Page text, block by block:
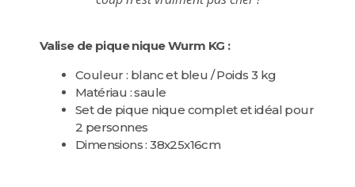
Valise de pique nique Wurm KG :
Couleur : blanc et bleu / Poids 3 kg
Matériau : saule
Set de pique nique complet et idéal pour
2 personnes
Dimensions : 38x25x16cm